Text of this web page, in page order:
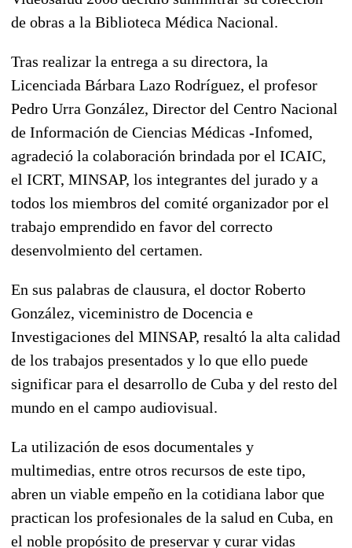
de obras a la Biblioteca Médica Nacional.
Tras realizar la entrega a su directora, la
Licenciada Bárbara Lazo Rodríguez, el profesor
Pedro Urra González, Director del Centro Nacional
de Información de Ciencias Médicas -Infomed,
agradeció la colaboración brindada por el ICAIC,
el ICRT, MINSAP, los integrantes del jurado y a
todos los miembros del comité organizador por el
trabajo emprendido en favor del correcto
desenvolmiento del certamen.
En sus palabras de clausura, el doctor Roberto
González, viceministro de Docencia e
Investigaciones del MINSAP, resaltó la alta calidad
de los trabajos presentados y lo que ello puede
significar para el desarrollo de Cuba y del resto del
mundo en el campo audiovisual.
La utilización de esos documentales y
multimedias, entre otros recursos de este tipo,
abren un viable empeño en la cotidiana labor que
practican los profesionales de la salud en Cuba, en
el noble propósito de preservar y curar vidas